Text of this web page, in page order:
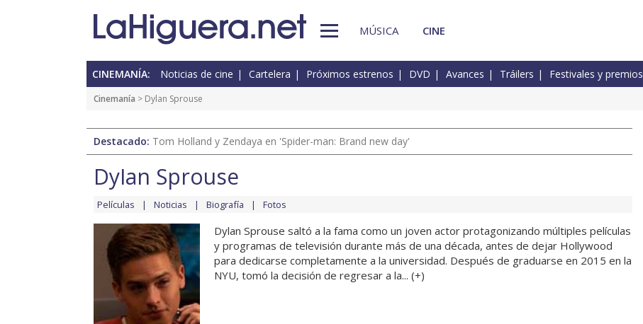
MÚSICA CINE
CINEMANÍA: Noticias de cine Cartelera Próximos estrenos DVD Avances Tráilers Festivales y premios
Cinemanía > Dylan Sprouse
Destacado: Tom Holland y Zendaya en 'Spider-man: Brand new day'
Dylan Sprouse
Películas Noticias Biografía Fotos
Dylan Sprouse saltó a la fama como un joven actor protagonizando múltiples películas
y programas de televisión durante más de una década, antes de dejar Hollywood
para dedicarse completamente a la universidad. Después de graduarse en 2015 en la
NYU, tomó la decisión de regresar a la... (+)